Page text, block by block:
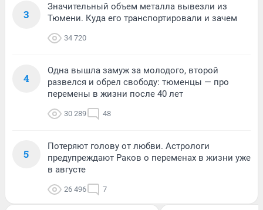
3
Значительный объем металла вывезли из
Тюмени. Куда его транспортировали и зачем
34 720
4
Одна вышла замуж за молодого, второй
развелся и обрел свободу: тюменцы — про
перемены в жизни после 40 лет
30 289 48
5
Потеряют голову от любви. Астрологи
предупреждают Раков о переменах в жизни уже
в августе
26 496 7